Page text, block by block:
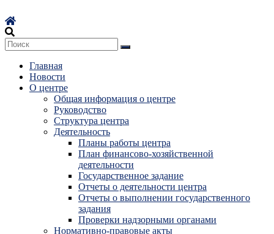
к
содержимому
Главная
Новости
О центре
Общая информация о центре
Руководство
Структура центра
Деятельность
Планы работы центра
План финансово-хозяйственной
деятельности
Государственное задание
Отчеты о деятельности центра
Отчеты о выполнении государственного
задания
Проверки надзорными органами
Нормативно-правовые акты